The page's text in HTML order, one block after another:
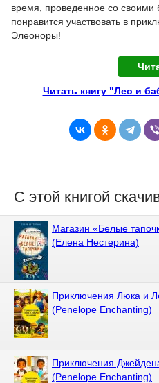
время, проведенное со
понравится участвовать в
Элеоноры!
Читать книгу "Лео и
С этой книгой
Магазин «Белые
(Елена Нестерина)
Приключения Люка и
(Penelope Enchanting)
Приключения
(Penelope Enchanting)